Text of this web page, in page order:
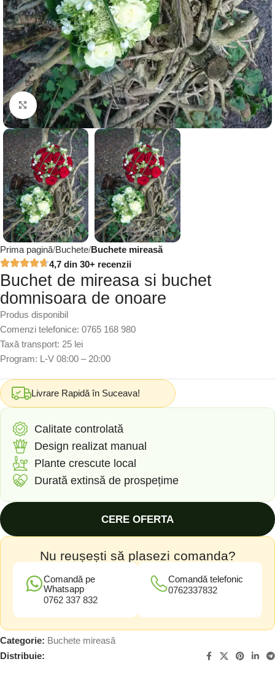
Click to enlarge
Prima pagină Buchete Buchete mireasă
4,7 din 30+ recenzii
Buchet de mireasa si buchet
domnisoara de onoare
Produs disponibil
Comenzi telefonice: 0765 168 980
Taxă transport: 25 lei
Program: L-V 08:00 – 20:00
Livrare Rapidă în Suceava!
Calitate controlată
Design realizat manual
Plante crescute local
Durată extinsă de prospețime
CERE OFERTA
Nu reușești să plasezi comanda?
Comandă pe
Whatsapp
0762 337 832
Comandă telefonic
0762337832
Categorie: Buchete mireasă
Distribuie: